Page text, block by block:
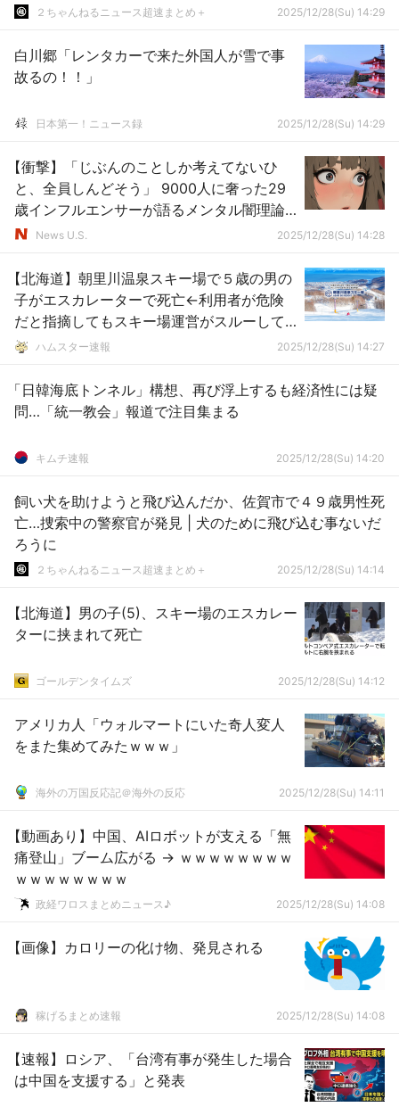
２ちゃんねるニュース超速まとめ＋ 2025/12/28(Su) 14:29
白川郷「レンタカーで来た外国人が雪で事
故るの！！」
日本第一！ニュース録 2025/12/28(Su) 14:29
【衝撃】「じぶんのことしか考えてないひ
と、全員しんどそう」 9000人に奢った29
歳インフルエンサーが語るメンタル闇理論
ｗｗNews U.S. 2025/12/28(Su) 14:28
【北海道】朝里川温泉スキー場で５歳の男の
子がエスカレーターで死亡←利用者が危険
だと指摘してもスキー場運営がスルーして
いた事が判明
ハムスター速報 2025/12/28(Su) 14:27
「日韓海底トンネル」構想、再び浮上するも経済性には疑
問…「統一教会」報道で注目集まる
キムチ速報 2025/12/28(Su) 14:20
飼い犬を助けようと飛び込んだか、佐賀市で４９歳男性死
亡…捜索中の警察官が発見 | 犬のために飛び込む事ないだ
ろうに
２ちゃんねるニュース超速まとめ＋ 2025/12/28(Su) 14:14
【北海道】男の子(5)、スキー場のエスカレー
ターに挟まれて死亡
ゴールデンタイムズ 2025/12/28(Su) 14:12
アメリカ人「ウォルマートにいた奇人変人
をまた集めてみたｗｗｗ」
海外の万国反応記＠海外の反応 2025/12/28(Su) 14:11
【動画あり】中国、AIロボットが支える「無
痛登山」ブーム広がる → ｗｗｗｗｗｗｗｗ
ｗｗｗｗｗｗｗｗ
政経ワロスまとめニュース♪ 2025/12/28(Su) 14:08
【画像】カロリーの化け物、発見される
稼げるまとめ速報 2025/12/28(Su) 14:08
【速報】ロシア、「台湾有事が発生した場合
は中国を支援する」と発表